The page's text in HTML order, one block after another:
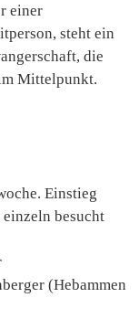
einer
steht ein
die
Mittelpunkt.
Einstieg
besucht
(Hebammen